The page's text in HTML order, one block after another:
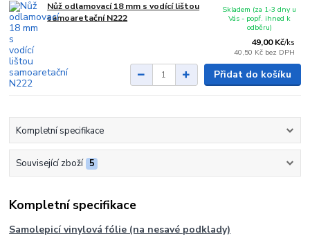
Nůž odlamovací 18 mm s vodící lištou
samoaretační N222
49,00 Kč/ks
40,50 Kč bez DPH
Skladem (za 1-3 dny u
Vás - popř. ihned k
odběru)
Přidat do košíku
Kompletní specifikace
Související zboží 5
Kompletní specifikace
Samolepicí vinylová fólie (na nesavé podklady)